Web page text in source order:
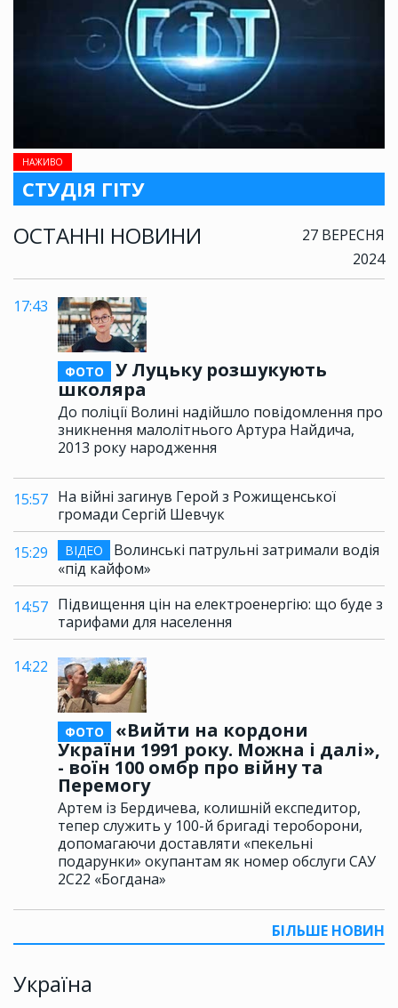
НАЖИВО
СТУДІЯ ГІТУ
ОСТАННІ НОВИНИ
27 ВЕРЕСНЯ
2024
17:43
ФОТО
У Луцьку розшукують
школяра
До поліції Волині надійшло повідомлення про
зникнення малолітнього Артура Найдича,
2013 року народження
15:57 На війні загинув Герой з Рожищенської
громади Сергій Шевчук
15:29
ВІДЕО
Волинські патрульні затримали водія
«під кайфом»
14:57 Підвищення цін на електроенергію: що буде з
тарифами для населення
14:22
ФОТО
«Вийти на кордони
України 1991 року. Можна і далі»,
- воїн 100 омбр про війну та
Перемогу
Артем із Бердичева, колишній експедитор,
тепер служить у 100-й бригаді тероборони,
допомагаючи доставляти «пекельні
подарунки» окупантам як номер обслуги САУ
2С22 «Богдана»
БІЛЬШЕ НОВИН
Україна